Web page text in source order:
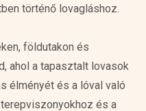
történő lovagláshoz.
földutakon és
ahol a tapasztalt lovasok
élményét és a lóval való
és a